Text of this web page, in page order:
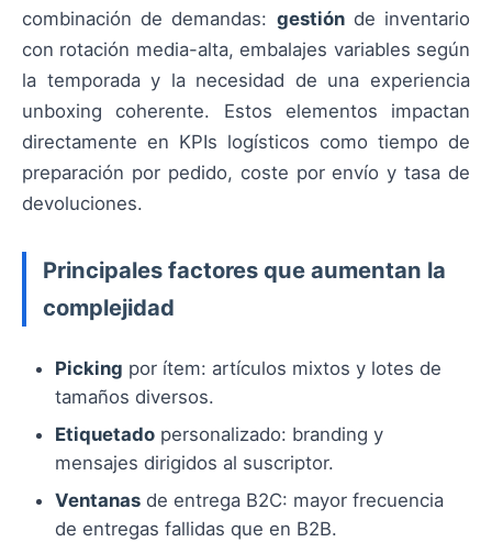
combinación de demandas: gestiónde inventario
con rotación media-alta, embalajes variables según
la temporada y la necesidad de una experiencia
unboxing coherente. Estos elementos impactan
directamente en KPIs logísticos como tiempo de
preparación por pedido, coste por envío y tasa de
devoluciones.
Principales factores que aumentan la
complejidad
Picking por ítem: artículos mixtos y lotes de
tamaños diversos.
Etiquetado personalizado: branding y
mensajes dirigidos al suscriptor.
Ventanas de entrega B2C: mayor frecuencia
de entregas fallidas que en B2B.